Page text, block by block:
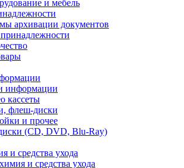
и мебель
архивации документов
информации
кассеты
флеш-диски
и прочее
(CD, DVD, Blu-Ray)
и средства ухода
и средства ухода